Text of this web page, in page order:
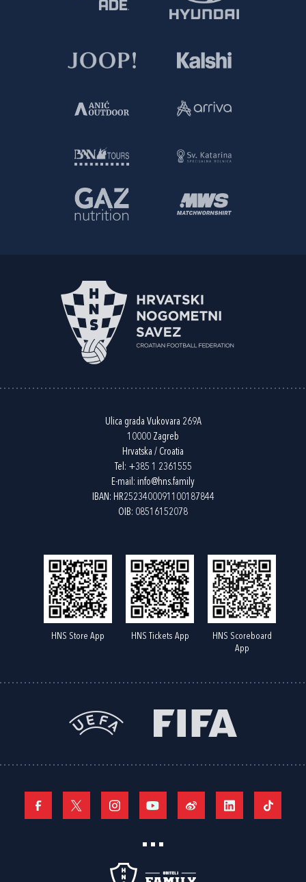
Ulica grada Vukovara 269A
10000 Zagreb
Hrvatska / Croatia
Tel: +385 1 2361555
E-mail: info@hns.family
IBAN: HR2523400091100187844
OIB: 08516152078
HNS Store App HNS Tickets App
HNS Scoreboard
App